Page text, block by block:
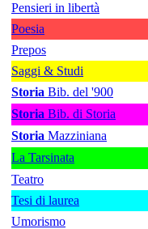
Pensieri in libertà
Poesia
Prepos
Saggi & Studi
Storia Bib. del '900
Storia Bib. di Storia
Storia Mazziniana
La Tarsinata
Teatro
Tesi di laurea
Umorismo